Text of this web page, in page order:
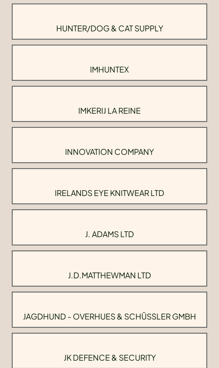
HUNTER/DOG & CAT SUPPLY
IMHUNTEX
IMKERIJ LA REINE
INNOVATION COMPANY
IRELANDS EYE KNITWEAR LTD
J. ADAMS LTD
J.D.MATTHEWMAN LTD
JAGDHUND - OVERHUES & SCHÜSSLER GMBH
JK DEFENCE & SECURITY